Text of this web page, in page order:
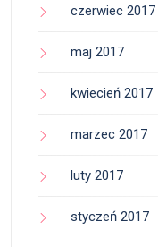
czerwiec 2017
maj 2017
kwiecień 2017
marzec 2017
luty 2017
styczeń 2017